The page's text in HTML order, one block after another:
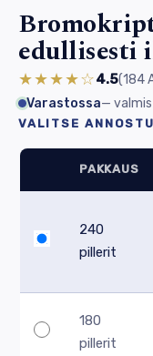
edullisesti
★★★★☆4.5(184
Varastossa—
VALITSE
PAKKAUS
240
pillerit
180
pillerit